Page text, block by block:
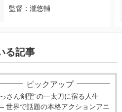
監督：瀧悠輔
る記事
ピックアップ
さん剣聖”の一太刀に宿る人生
界で話題の本格アクションアニ